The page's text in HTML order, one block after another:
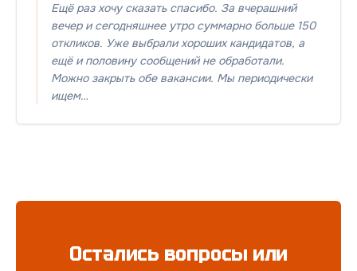
Ещё раз хочу сказать спасибо. За вчерашний
вечер и сегодняшнее утро суммарно больше 150
откликов. Уже выбрали хороших кандидатов, а
ещё и половину сообщений не обработали.
Можно закрыть обе вакансии. Мы периодически
ищем…
Остались вопросы или